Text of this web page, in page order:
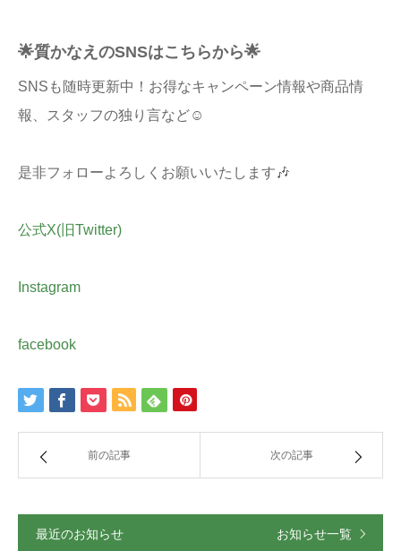
🌟質かなえのSNSはこちらから🌟
SNSも随時更新中！お得なキャンペーン情報や商品情
報、スタッフの独り言など☺
是非フォローよろしくお願いいたします🎶
公式X(旧Twitter)
Instagram
facebook
前の記事 次の記事
最近のお知らせ お知らせ一覧